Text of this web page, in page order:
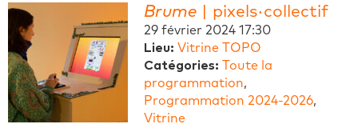
Brume | pixels·collectif
29 février 2024 17:30
Lieu: Vitrine TOPO
Catégories: Toute la
programmation,
Programmation 2024-2026,
Vitrine